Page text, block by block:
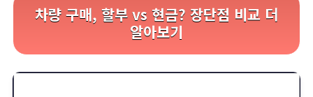
차량 구매, 할부 vs 현금? 장단점 비교 더
알아보기